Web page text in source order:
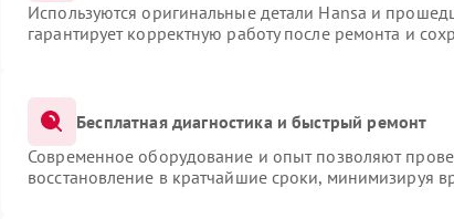
Используются оригинальные детали Hansa и
гарантирует корректную работу после ремонта и
Бесплатная диагностика и быстрый ремонт
Современное оборудование и опыт позволяют
восстановление в кратчайшие сроки, минимизируя